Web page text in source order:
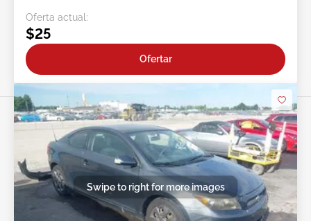
Oferta actual:
$25
Ofertar
Swipe to right for more images